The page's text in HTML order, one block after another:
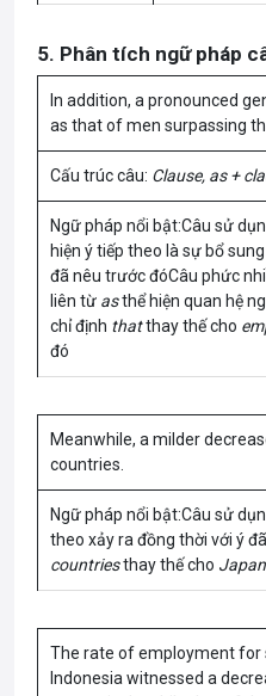
5. Phân tích ngữ pháp
In addition, a pronounced
as that of men surpassing
Cấu trúc câu: Clause, as +
Ngữ pháp nổi bật:Câu sử
hiện ý tiếp theo là sự bổ
đã nêu trước đóCâu phức
liên từ asthể hiện quan hệ
chỉ định thatthay thế cho
đó
Meanwhile, a milder
countries.
Ngữ pháp nổi bật:Câu sử
theo xảy ra đồng thời với ý
countriesthay thế cho
The rate of employment for
Indonesia witnessed a